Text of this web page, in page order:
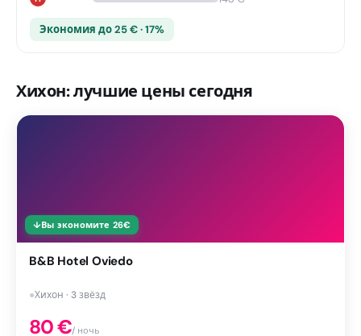
Экономия до 25 € · 17%
Хихон: лучшие цены сегодня
↓Вы экономите 26€
B&B Hotel Oviedo
●Хихон · 3 звёзд
80€/ ночь